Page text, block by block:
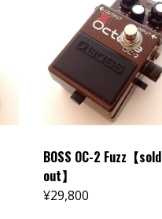
BOSS OC-2 Fuzz【sold
out】
¥29,800